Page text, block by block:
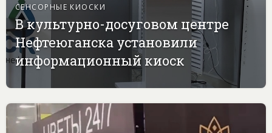
СЕНСОРНЫЕ КИОСКИ
В культурно-досуговом центре
Нефтеюганска установили
информационный киоск